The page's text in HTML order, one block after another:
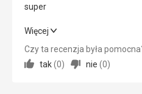
super
super
Wyżywienie
Więcej
Czy ta recenzja była
tak (0) nie (0)